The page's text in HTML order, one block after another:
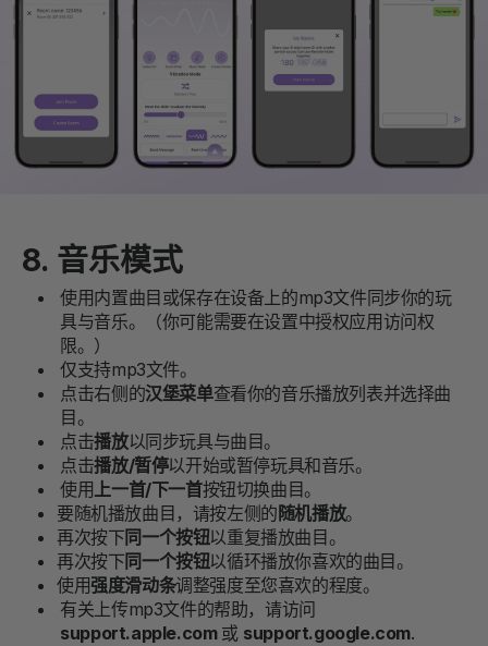
8. 音乐模式
使用内置曲目或保存在设备上的mp3文件同步你的玩
具与音乐。（你可能需要在设置中授权应用访问权
限。）
仅支持mp3文件。
点击右侧的汉堡菜单查看你的音乐播放列表并选择曲
目。
点击播放以同步玩具与曲目。
点击播放/暂停以开始或暂停玩具和音乐。
使用上一首/下一首按钮切换曲目。
要随机播放曲目，请按左侧的 随机播放。
再次按下同一个按钮以重复播放曲目。
再次按下同一个按钮以循环播放你喜欢的曲目。
使用强度滑动条调整强度至您喜欢的程度。
有关上传mp3文件的帮助，请访问
support.apple.com 或 support.google.com.